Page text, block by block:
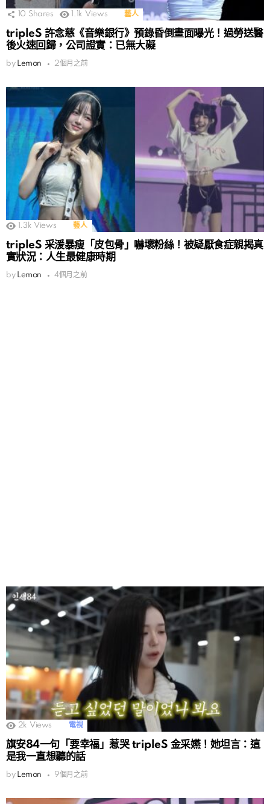
10 Shares 1.1k Views 藝人
tripleS 許念慈《音樂銀行》預錄昏倒畫面曝光！過勞送醫
後火速回歸，公司證實：已無大礙
by Lemon 2個月之前
1.3k Views 藝人
tripleS 采湲暴瘦「皮包骨」嚇壞粉絲！被疑厭食症親揭真
實狀況：人生最健康時期
by Lemon 4個月之前
2k Views 電視
旗安84一句「要幸福」惹哭 tripleS 金采嬿！她坦言：這
是我一直想聽的話
by Lemon 9個月之前